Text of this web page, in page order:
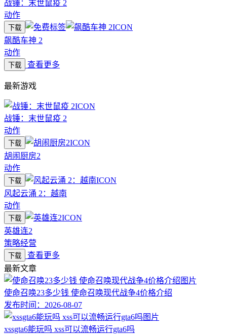
战锤：末世鼠疫 2
动作
下载
飙酷车神 2
动作
下载 查看更多
最新游戏
战锤：末世鼠疫 2
动作
下载
胡闹厨房2
动作
下载
风起云涌 2：越南
动作
下载
英雄连2
策略经营
下载
查看更多
最新文章
使命召唤23多少钱 使命召唤现代战争4价格介绍
发布时间： 2026-08-07
xssgta6能玩吗 xss可以流畅运行gta6吗